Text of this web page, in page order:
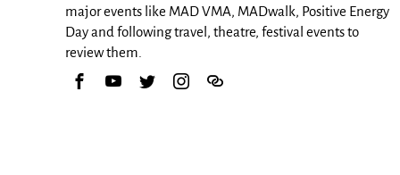
major events like MAD VMA, MADwalk, Positive Energy
Day and following travel, theatre, festival events to
review them.